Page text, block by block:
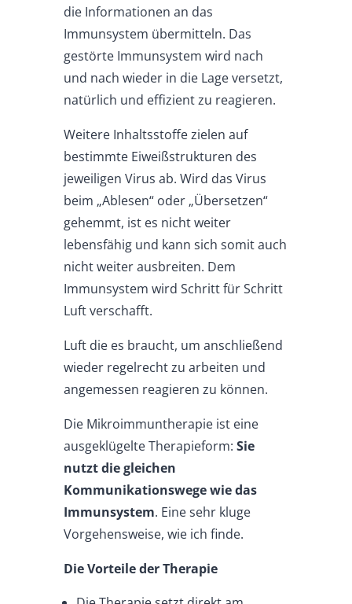
die Informationen an das
Immunsystem übermitteln. Das
gestörte Immunsystem wird nach
und nach wieder in die Lage versetzt,
natürlich und effizient zu reagieren.
Weitere Inhaltsstoffe zielen auf
bestimmte Eiweißstrukturen des
jeweiligen Virus ab. Wird das Virus
beim „Ablesen“ oder „Übersetzen“
gehemmt, ist es nicht weiter
lebensfähig und kann sich somit auch
nicht weiter ausbreiten. Dem
Immunsystem wird Schritt für Schritt
Luft verschafft.
Luft die es braucht, um anschließend
wieder regelrecht zu arbeiten und
angemessen reagieren zu können.
Die Mikroimmuntherapie ist eine
ausgeklügelte Therapieform: Sie
nutzt die gleichen
Kommunikationswege wie das
Immunsystem. Eine sehr kluge
Vorgehensweise, wie ich finde.
Die Vorteile der Therapie